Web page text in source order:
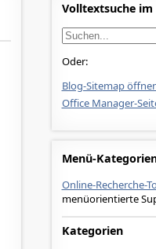
Volltextsuche im
Oder:
Blog-Sitemap
Office Manager-
Menü-
Online-Recherche-
menüorientierte
Kategorien